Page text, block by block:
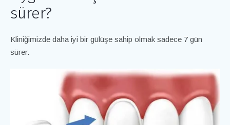
sürer?
Kliniğimizde daha iyi bir gülüşe sahip olmak sadece 7 gün
sürer.